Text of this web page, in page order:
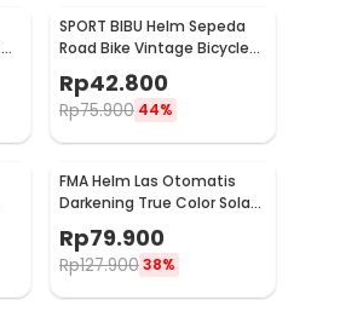
SPORT BIBU Helm Sepeda
Road Bike Vintage Bicycle
Helmet 4 Air Vents - U20
Rp42.800
Rp75.900 44%
FMA Helm Las Otomatis
Darkening True Color Solar
FM-DTC
Rp79.900
Rp127.90038%